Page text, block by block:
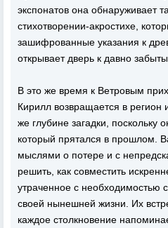
экспонатов она обнаруживает
стихотворении-акростихе,
зашифрованные указания к
открывает дверь к давно
В это же время к Ветровым
Кирилл возвращается в регион
же глубине загадки, поскольку
который прятался в прошлом.
мыслями о потере и с
решить, как совместить
утраченное с необходимостью
своей нынешней жизни. Их
каждое столкновение